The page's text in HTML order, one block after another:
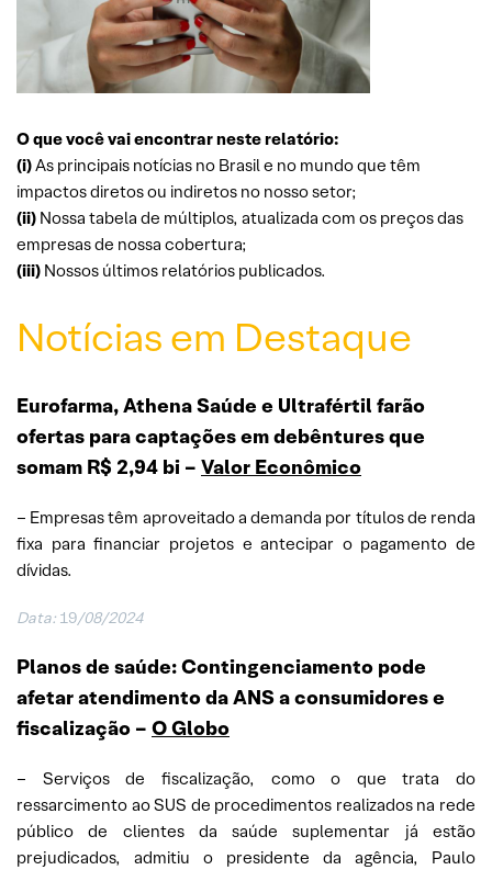
O que você vai encontrar neste relatório:
(i)As principais notícias no Brasil e no mundo que têm
impactos diretos ou indiretos no nosso setor;
(ii) Nossa tabela de múltiplos, atualizada com os preços das
empresas de nossa cobertura;
(iii) Nossos últimos relatórios publicados.
Notícias em Destaque
Eurofarma, Athena Saúde e Ultrafértil farão
ofertas para captações em debêntures que
somam R$ 2,94 bi – Valor Econômico
– Empresas têm aproveitado a demanda por títulos de renda
fixa para financiar projetos e antecipar o pagamento de
dívidas.
Data: 19/08/2024
Planos de saúde: Contingenciamento pode
afetar atendimento da ANS a consumidores e
fiscalização – O Globo
– Serviços de fiscalização, como o que trata do
ressarcimento ao SUS de procedimentos realizados na rede
público de clientes da saúde suplementar já estão
prejudicados, admitiu o presidente da agência, Paulo